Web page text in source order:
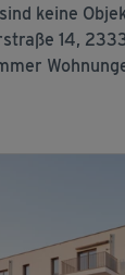
keine
14,